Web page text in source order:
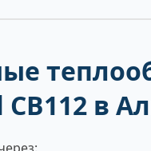
CB112 в